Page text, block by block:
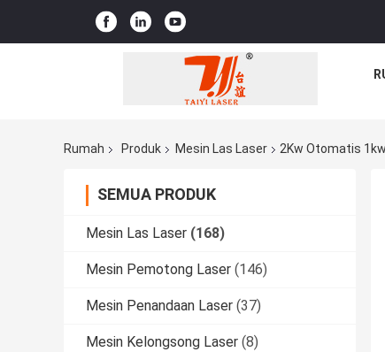
Rumah Produk Mesin Las Laser 2Kw Otomatis
SEMUA PRODUK
Mesin Las Laser (168)
Mesin Pemotong Laser (146)
Mesin Penandaan Laser (37)
Mesin Kelongsong Laser (8)